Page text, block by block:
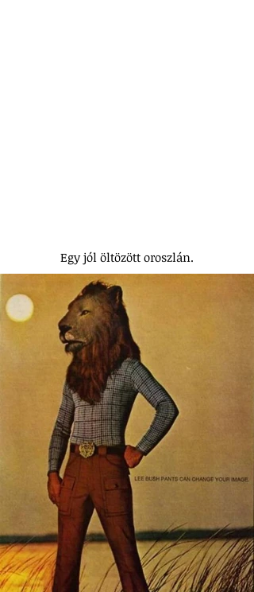
Egy jól öltözött oroszlán.